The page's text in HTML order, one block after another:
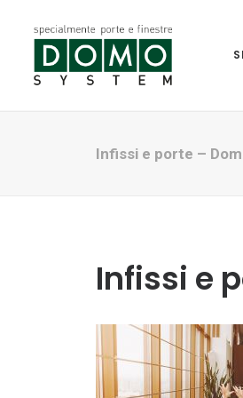
Infissi e porte –
Infissi e